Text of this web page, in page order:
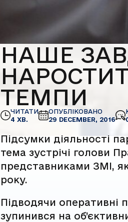
НАШЕ
ТЕМПИ
ЧИТАТИ
4 ХВ.
ОПУБЛІКОВАНО
29 DECEMBER, 2016
Підсумки діяльності
тема зустрічі голови
представниками ЗМІ,
року.
Підводячи оперативні
зупинився на